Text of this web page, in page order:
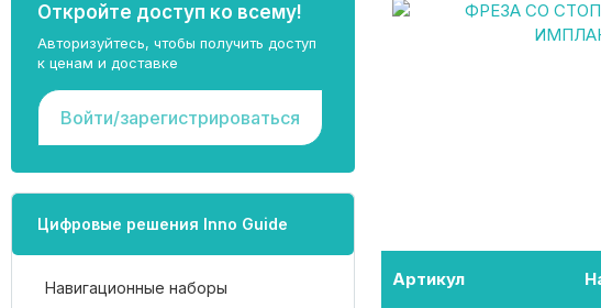
Откройте доступ ко всему!
Авторизуйтесь, чтобы получить доступ
к ценам и доставке
Войти/зарегистрироваться
Цифровые решения Inno Guide
Навигационные наборы Артикул